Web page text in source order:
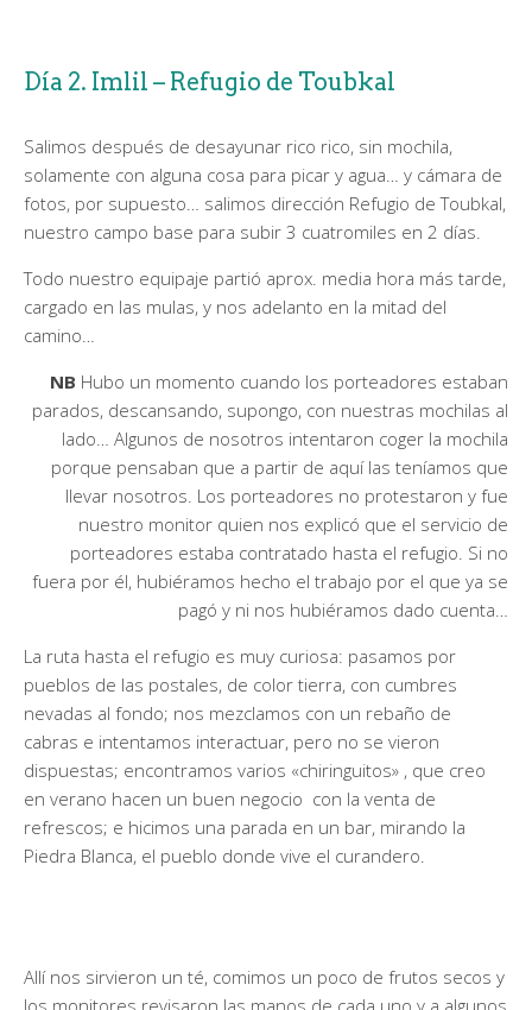
Día 2. Imlil – Refugio de Toubkal
Salimos después de desayunar rico rico, sin mochila,
solamente con alguna cosa para picar y agua… y cámara de
fotos, por supuesto… salimos dirección Refugio de Toubkal,
nuestro campo base para subir 3 cuatromiles en 2 días.
Todo nuestro equipaje partió aprox. media hora más tarde,
cargado en las mulas, y nos adelanto en la mitad del
camino…
NB Hubo un momento cuando los porteadores estaban
parados, descansando, supongo, con nuestras mochilas al
lado… Algunos de nosotros intentaron coger la mochila
porque pensaban que a partir de aquí las teníamos que
llevar nosotros. Los porteadores no protestaron y fue
nuestro monitor quien nos explicó que el servicio de
porteadores estaba contratado hasta el refugio. Si no
fuera por él, hubiéramos hecho el trabajo por el que ya se
pagó y ni nos hubiéramos dado cuenta…
La ruta hasta el refugio es muy curiosa: pasamos por
pueblos de las postales, de color tierra, con cumbres
nevadas al fondo; nos mezclamos con un rebaño de
cabras e intentamos interactuar, pero no se vieron
dispuestas; encontramos varios «chiringuitos» , que creo
en verano hacen un buen negocio con la venta de
refrescos; e hicimos una parada en un bar, mirando la
Piedra Blanca, el pueblo donde vive el curandero.
Allí nos sirvieron un té, comimos un poco de frutos secos y
los monitores revisaron las manos de cada uno y a algunos